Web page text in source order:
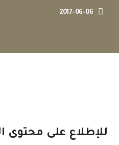
2017-06-06
للإطلاع على محتوى